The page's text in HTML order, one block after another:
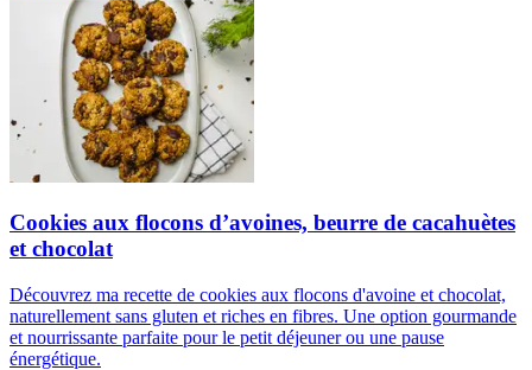
Cookies aux flocons d’avoines, beurre de cacahuètes
et chocolat
Découvrez ma recette de cookies aux flocons d'avoine et chocolat,
naturellement sans gluten et riches en fibres. Une option gourmande
et nourrissante parfaite pour le petit déjeuner ou une pause
énergétique.